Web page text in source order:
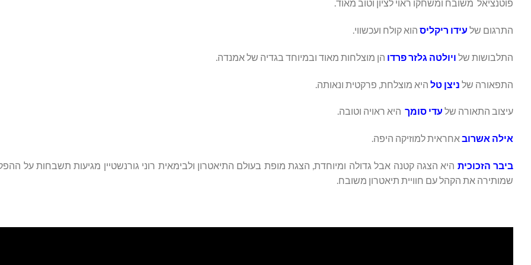
פוטנציאל משובח ומשחקו ראוי לציון וטוב מאוד.
התרגום של עידו ריקליס הוא קולח ועכשווי.
התלבושות של ויולטה גלזר פרדו הן מוצלחות מאוד ובמיוחד בגדיה של אמנדה.
התפאורה של ניצן טל היא מוצלחת, פרקטית ונאותה.
עיצוב התאורה של עדי סומך היא ראויה וטובה.
אילה אשרובאחראית למוזיקה היפה.
ביבר הזכוכית היא הצגה קטנה אבל גדולה ומיוחדת, הצגת מופת בעולם התיאטרון ולבימאית רוני גורנשטיין מגיעות תשבחות על
שמותירה את הקהל עם חוויית תיאטרון משובח.